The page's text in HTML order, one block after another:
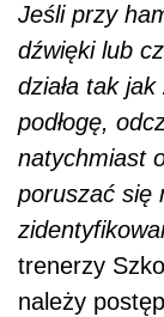
Jeśli przy
dźwięki lub
działa tak
podłogę,
natychmiast
poruszać się
trenerzy
należy